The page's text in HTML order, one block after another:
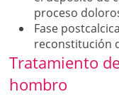
proceso
Fase
reconstitución
Tratamiento
hombro